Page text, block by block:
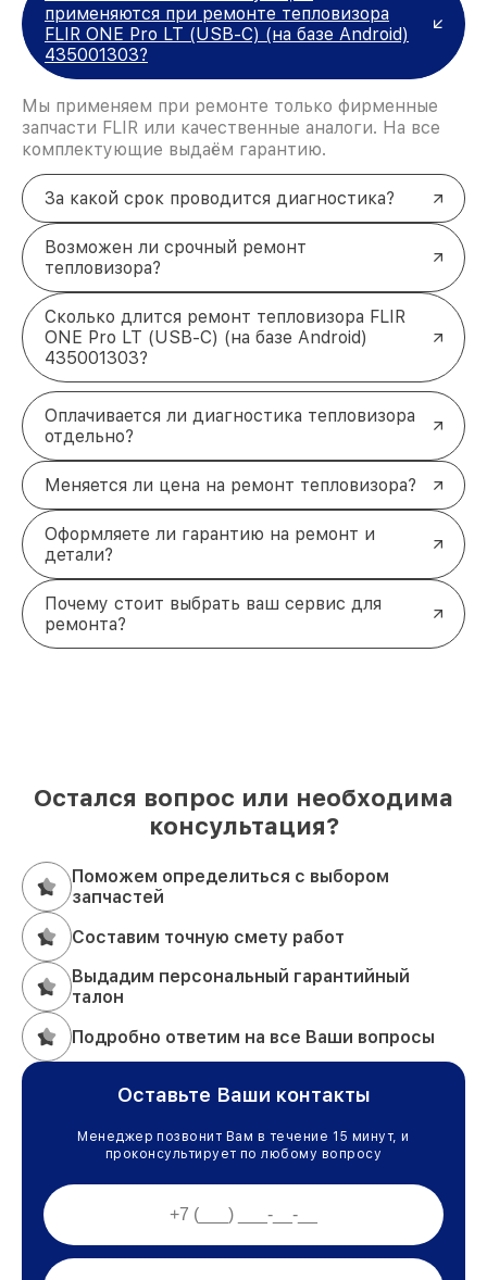
применяются при ремонте тепловизора
FLIR ONE Pro LT (USB-C) (на базе Android)
435001303?
Мы применяем при ремонте только фирменные
запчасти FLIR или качественные аналоги. На все
комплектующие выдаём гарантию.
За какой срок проводится диагностика?
Возможен ли срочный ремонт
тепловизора?
Сколько длится ремонт тепловизора FLIR
ONE Pro LT (USB-C) (на базе Android)
435001303?
Оплачивается ли диагностика тепловизора
отдельно?
Меняется ли цена на ремонт тепловизора?
Оформляете ли гарантию на ремонт и
детали?
Почему стоит выбрать ваш сервис для
ремонта?
Остался вопрос или необходима
консультация?
Поможем определиться с выбором
запчастей
Составим точную смету работ
Выдадим персональный гарантийный
талон
Подробно ответим на все Ваши вопросы
Оставьте Ваши контакты
Менеджер позвонит Вам в течение 15 минут, и
проконсультирует по любому вопросу